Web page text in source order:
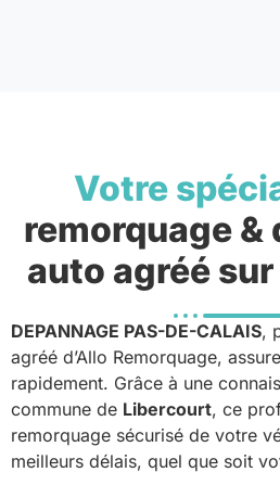
Votre
remorquage &
auto agréé sur
DEPANNAGE PAS-DE-CALAIS,
agréé d’Allo Remorquage,
rapidement. Grâce à une
commune de Libercourt, ce
remorquage sécurisé de votre
meilleurs délais, quel que soit